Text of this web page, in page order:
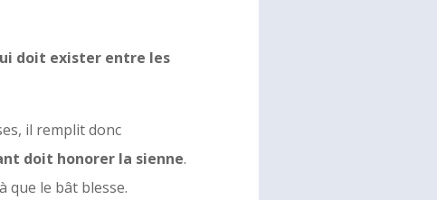
doit exister entre les
il remplit donc
doit honorer la sienne.
que le bât blesse.